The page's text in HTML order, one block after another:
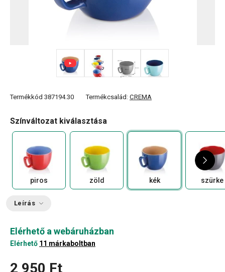
Termékkód 387194.30 Termékcsalád: CREMA
Színváltozat kiválasztása
piros zöld kék szürke
Leírás
Elérhető a webáruházban
Elérhető 11 márkaboltban
2 950 Ft